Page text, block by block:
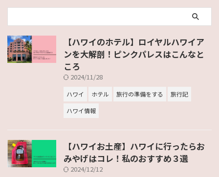
【ハワイのホテル】ロイヤルハワイア
ンを大解剖！ピンクパレスはこんなと
ころ
2024/11/28
ハワイ ホテル 旅行の準備をする
旅行記
ハワイ情報
【ハワイお土産】ハワイに行ったらお
みやげはコレ！私のおすすめ３選
2024/12/12